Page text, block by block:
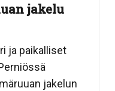
jakelu
ja paikalliset
jakelun